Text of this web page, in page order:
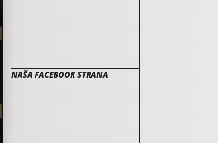
NAŠA FACEBOOK STRANA